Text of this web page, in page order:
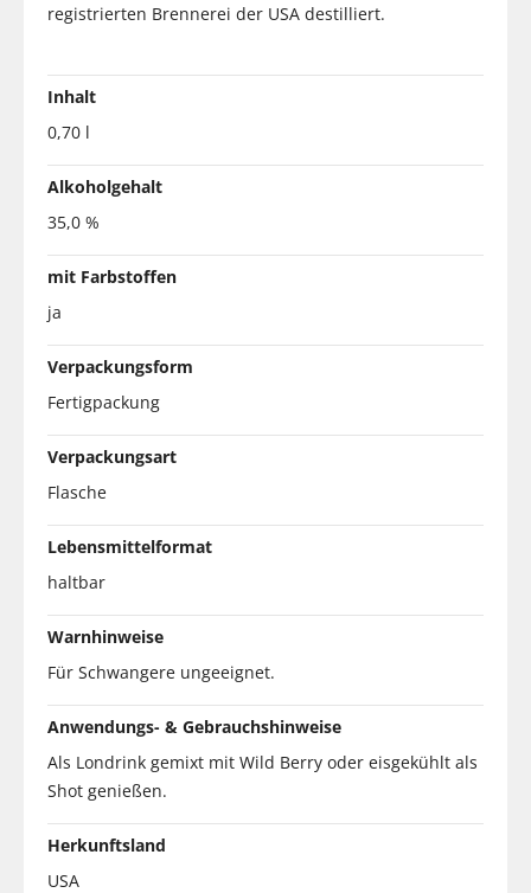
registrierten Brennerei der USA destilliert.
Inhalt
0,70 l
Alkoholgehalt
35,0 %
mit Farbstoffen
ja
Verpackungsform
Fertigpackung
Verpackungsart
Flasche
Lebensmittelformat
haltbar
Warnhinweise
Für Schwangere ungeeignet.
Anwendungs- & Gebrauchshinweise
Als Londrink gemixt mit Wild Berry oder eisgekühlt als
Shot genießen.
Herkunftsland
USA